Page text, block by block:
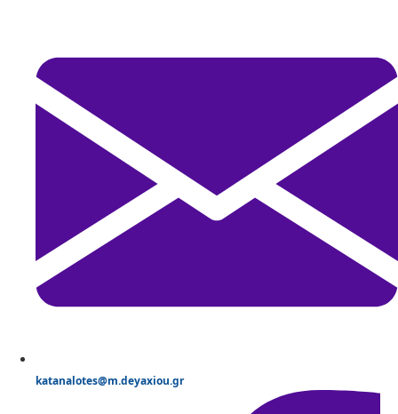
katanalotes@m.deyaxiou.gr